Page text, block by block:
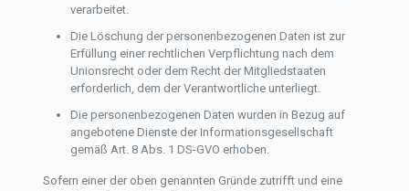
verarbeitet.
Die Löschung der personenbezogenen Daten ist zur
Erfüllung einer rechtlichen Verpflichtung nach dem
Unionsrecht oder dem Recht der Mitgliedstaaten
erforderlich, dem der Verantwortliche unterliegt.
Die personenbezogenen Daten wurden in Bezug auf
angebotene Dienste der Informationsgesellschaft
gemäß Art. 8 Abs. 1 DS-GVO erhoben.
Sofern einer der oben genannten Gründe zutrifft und eine